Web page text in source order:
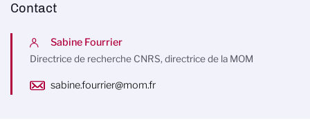
Contact
Sabine Fourrier
Directrice de recherche CNRS, directrice de la MOM
sabine.fourrier@mom.fr